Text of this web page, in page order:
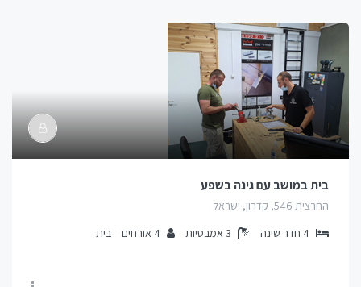
בית במושב עם גינה בשפע
החרצית 546, קדרון, ישראל
4 חדר שינה 3 אמבטיות 4 אורחים בית